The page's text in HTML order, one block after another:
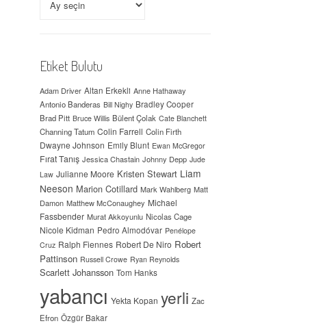
Etiket Bulutu
Adam Driver Altan Erkekli Anne Hathaway
Antonio Banderas Bill Nighy Bradley Cooper
Brad Pitt Bruce Willis Bülent Çolak Cate Blanchett
Channing Tatum Colin Farrell Colin Firth
Dwayne Johnson Emily Blunt Ewan McGregor
Fırat Tanış Jessica Chastain Johnny Depp Jude
Law Julianne Moore Kristen Stewart Liam
Neeson Marion Cotillard Mark Wahlberg Matt
Damon Matthew McConaughey Michael
Fassbender Murat Akkoyunlu Nicolas Cage
Nicole Kidman Pedro Almodóvar Penélope
Cruz Ralph Fiennes Robert De Niro Robert
Pattinson Russell Crowe Ryan Reynolds
Scarlett Johansson Tom Hanks
yabancı Yekta Kopan yerli Zac
Efron Özgür Bakar